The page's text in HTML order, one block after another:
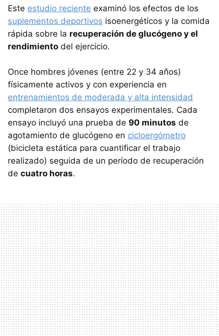
Este estudio reciente examinó los efectos de los
suplementos deportivos isoenergéticos y la comida
rápida sobre la recuperación de glucógeno y el
rendimiento del ejercicio.
Once hombres jóvenes (entre 22 y 34 años)
físicamente activos y con experiencia en
entrenamientos de moderada y alta intensidad
completaron dos ensayos experimentales. Cada
ensayo incluyó una prueba de 90 minutos de
agotamiento de glucógeno en cicloergómetro
(bicicleta estática para cuantificar el trabajo
realizado) seguida de un período de recuperación
de cuatro horas.